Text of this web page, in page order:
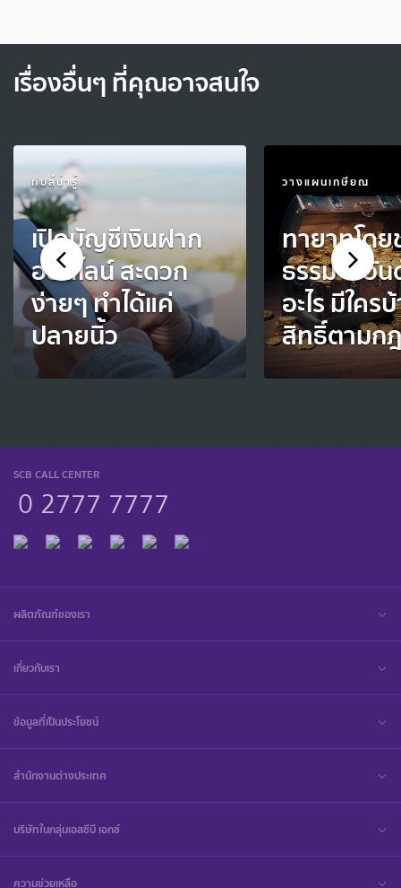
เรื่องอื่นๆ ที่คุณอาจสนใจ
ทิปส์น่ารู้
เปิดบัญชีเงินฝาก
ออนไลน์ สะดวก
ง่ายๆ ทำได้แค่
ปลายนิ้ว
วางแผนเกษียณ
ทายาทโด
ธรรม 6 อั
อะไร มีใคร
สิทธิ์ตามก
SCB CALL CENTER
0 2777 7777
ผลิตภัณฑ์ของเรา
เกี่ยวกับเรา
ข้อมูลที่เป็นประโยชน์
สำนักงานต่างประเทศ
บริษัทในกลุ่มเอสซีบี เอกซ์
ความช่วยเหลือ